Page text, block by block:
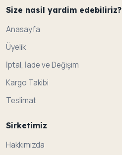
Size nasil yardim edebiliriz?
Anasayfa
Üyelik
İptal, İade ve Değişim
Kargo Takibi
Teslimat
Sirketimiz
Hakkımızda